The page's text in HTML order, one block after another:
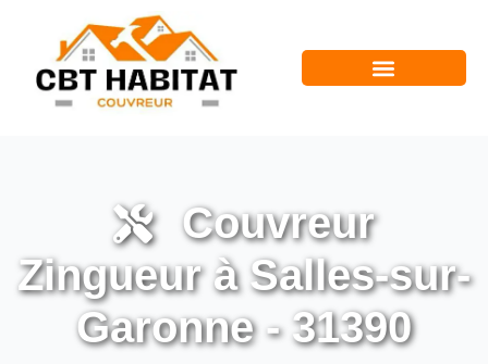
Couvreur
Zingueur à Salles-sur-
Garonne - 31390